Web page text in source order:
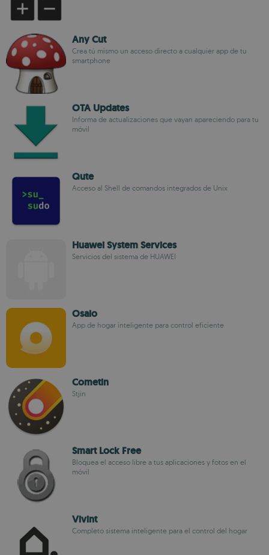
Any Cut
Crea tú mismo un acceso directo a cualquier app de tu
smartphone
OTA Updates
Informa de actualizaciones que vayan apareciendo para tu
móvil
Qute
Acceso al Shell de comandos integrados de Unix
Huawei System Services
Servicios del sistema de HUAWEI
Osaio
App de hogar inteligente para control eficiente
Cometin
Stjin
Smart Lock Free
Bloquea el acceso libre a tus aplicaciones y fotos en el
móvil
Vivint
Completo sistema inteligente para el control del hogar